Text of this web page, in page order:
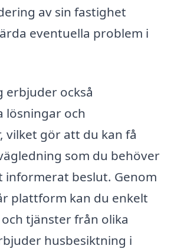
av sin fastighet
eventuella problem i
erbjuder också
lösningar och
vilket gör att du kan få
som du behöver
beslut. Genom
plattform kan du enkelt
tjänster från olika
husbesiktning i